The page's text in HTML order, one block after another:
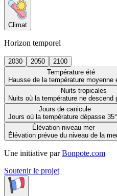
Climat
Horizon temporel
2030 2050
2100
Température été
Hausse de la température moyenne
Nuits tropicales
Nuits où la température ne descend
Jours de canicule
Jours où la température dépasse
Élévation niveau mer
Élévation prévue du niveau de la
Une initiative par Bonpote.com
Soutenir le projet